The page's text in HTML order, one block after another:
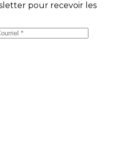
pour recevoir les